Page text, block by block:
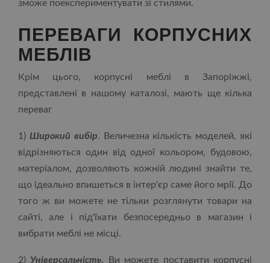
зможе поекспериментувати зі стилями.
ПЕРЕВАГИ КОРПУСНИХ
МЕБЛІВ
Крім цього, корпусні меблі в Запоріжжі,
представлені ​​в нашому каталозі, мають ще кілька
переваг
1) Широкий вибір. Величезна кількість моделей, які
відрізняються один від одної кольором, будовою,
матеріалом, дозволяють кожній людині знайти те,
що ідеально впишеться в інтер'єр саме його мрії. До
того ж ви можете не тільки розглянути товари на
сайті, але і під'їхати безпосередньо в магазин і
вибрати меблі не місці.
2) Універсальність. Ви можете поставити корпусні